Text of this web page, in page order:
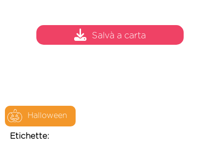
Halloween
Etichette:
Salvà a carta